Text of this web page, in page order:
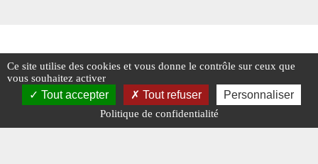
Ce site utilise des cookies et vous donne le contrôle sur ceux que
vous souhaitez activer
Tout accepter Tout refuser Personnaliser
Politique de confidentialité